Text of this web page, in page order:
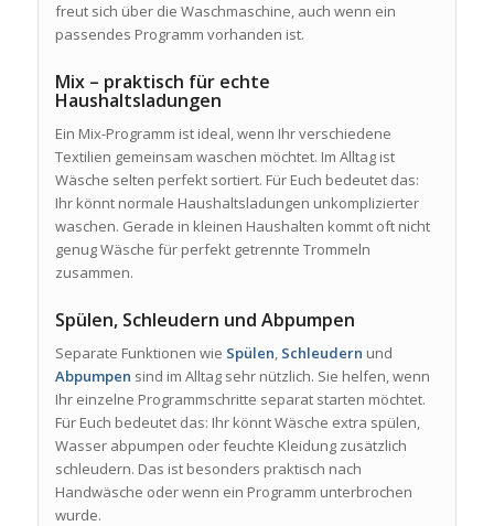
freut sich über die Waschmaschine, auch wenn ein
passendes Programm vorhanden ist.
Mix – praktisch für echte
Haushaltsladungen
Ein Mix-Programm ist ideal, wenn Ihr verschiedene
Textilien gemeinsam waschen möchtet. Im Alltag ist
Wäsche selten perfekt sortiert. Für Euch bedeutet das:
Ihr könnt normale Haushaltsladungen unkomplizierter
waschen. Gerade in kleinen Haushalten kommt oft nicht
genug Wäsche für perfekt getrennte Trommeln
zusammen.
Spülen, Schleudern und Abpumpen
Separate Funktionen wie Spülen, Schleudern und
Abpumpen sind im Alltag sehr nützlich. Sie helfen, wenn
Ihr einzelne Programmschritte separat starten möchtet.
Für Euch bedeutet das: Ihr könnt Wäsche extra spülen,
Wasser abpumpen oder feuchte Kleidung zusätzlich
schleudern. Das ist besonders praktisch nach
Handwäsche oder wenn ein Programm unterbrochen
wurde.